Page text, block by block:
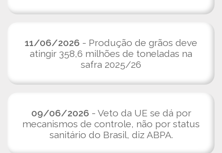
11/06/2026 - Produção de grãos deve
atingir 358,6 milhões de toneladas na
safra 2025/26
09/06/2026 - Veto da UE se dá por
mecanismos de controle, não por status
sanitário do Brasil, diz ABPA.